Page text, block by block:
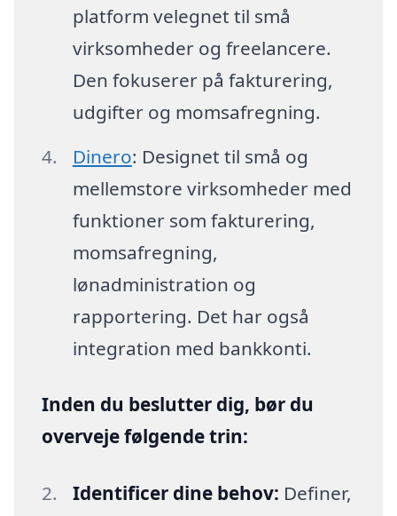
platform velegnet til små
virksomheder og freelancere.
Den fokuserer på fakturering,
udgifter og momsafregning.
Dinero: Designet til små og
mellemstore virksomheder med
funktioner som fakturering,
momsafregning,
lønadministration og
rapportering. Det har også
integration med bankkonti.
Inden du beslutter dig, bør du
overveje følgende trin:
Identificer dine behov: Definer,